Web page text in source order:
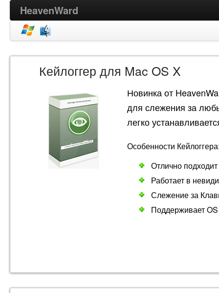
HeavenWard
Кейлоггер для Mac OS X
Новинка от
для слежения за
легко
Особенности
Отлично
Работает в
Слежение за
Поддерживает